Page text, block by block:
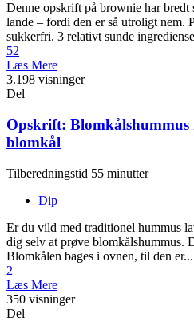
Denne opskrift på brownie har bredt
lande – fordi den er så utroligt nem.
sukkerfri. 3 relativt sunde
52
Læs Mere
3.198 visninger
Del
Opskrift: Blomkålshummus
blomkål
Tilberedningstid 55 minutter
Dip
Er du vild med traditionel hummus
dig selv at prøve blomkålshummus.
Blomkålen bages i ovnen, til den er...
2
Læs Mere
350 visninger
Del